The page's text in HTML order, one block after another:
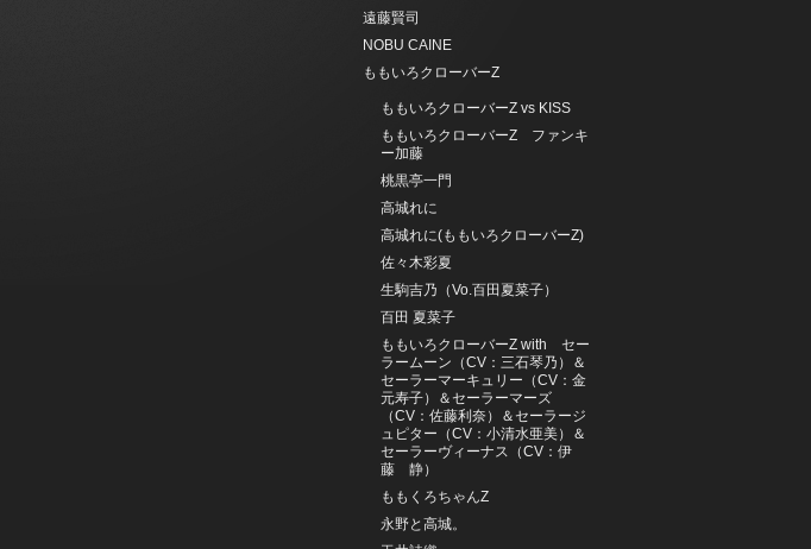
遠藤賢司
NOBU CAINE
ももいろクローバーZ
ももいろクローバーZ vs KISS
ももいろクローバーZ ファンキ
ー加藤
桃黒亭一門
高城れに
高城れに(ももいろクローバーZ)
佐々木彩夏
生駒吉乃（Vo.百田夏菜子）
百田 夏菜子
ももいろクローバーZ with セー
ラームーン（CV：三石琴乃）＆
セーラーマーキュリー（CV：金
元寿子）＆セーラーマーズ
（CV：佐藤利奈）＆セーラージ
ュピター（CV：小清水亜美）＆
セーラーヴィーナス（CV：伊
藤 静）
ももくろちゃんZ
永野と高城。